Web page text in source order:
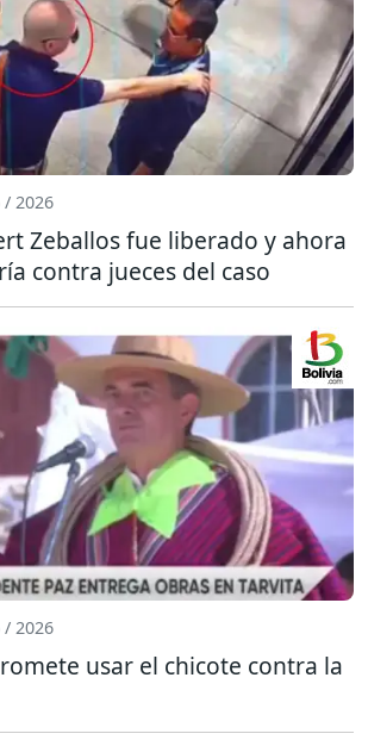
/ 2026
Zeballos fue liberado y ahora
contra jueces del caso
/ 2026
usar el chicote contra la